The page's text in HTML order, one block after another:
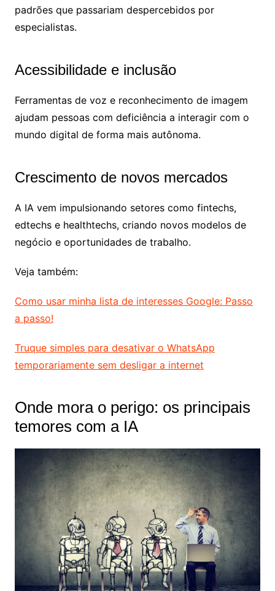
padrões que passariam despercebidos por
especialistas.
Acessibilidade e inclusão
Ferramentas de voz e reconhecimento de imagem
ajudam pessoas com deficiência a interagir com o
mundo digital de forma mais autônoma.
Crescimento de novos mercados
A IA vem impulsionando setores como fintechs,
edtechs e healthtechs, criando novos modelos de
negócio e oportunidades de trabalho.
Veja também:
Como usar minha lista de interesses Google: Passo
a passo!
Truque simples para desativar o WhatsApp
temporariamente sem desligar a internet
Onde mora o perigo: os principais
temores com a IA